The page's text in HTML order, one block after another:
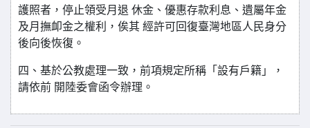
護照者，停止領受月退 休金、優惠存款利息、遺屬年金
及月撫卹金之權利，俟其 經許可回復臺灣地區人民身分
後向後恢復。
四、基於公教處理一致，前項規定所稱「設有戶籍」，
請依前 開陸委會函令辦理。